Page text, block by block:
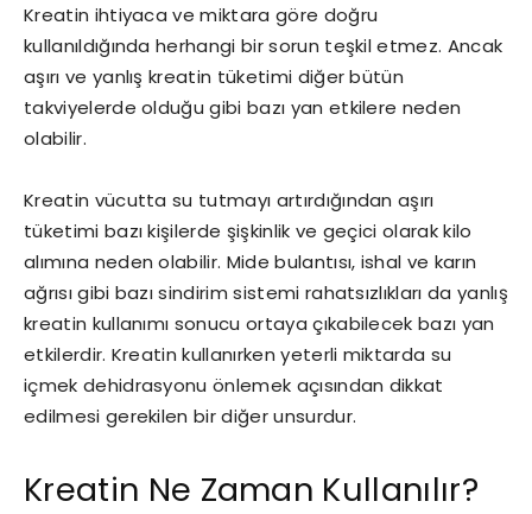
Kreatin ihtiyaca ve miktara göre doğru
kullanıldığında herhangi bir sorun teşkil etmez. Ancak
aşırı ve yanlış kreatin tüketimi diğer bütün
takviyelerde olduğu gibi bazı yan etkilere neden
olabilir.
Kreatin vücutta su tutmayı artırdığından aşırı
tüketimi bazı kişilerde şişkinlik ve geçici olarak kilo
alımına neden olabilir. Mide bulantısı, ishal ve karın
ağrısı gibi bazı sindirim sistemi rahatsızlıkları da yanlış
kreatin kullanımı sonucu ortaya çıkabilecek bazı yan
etkilerdir. Kreatin kullanırken yeterli miktarda su
içmek dehidrasyonu önlemek açısından dikkat
edilmesi gerekilen bir diğer unsurdur.
Kreatin Ne Zaman Kullanılır?